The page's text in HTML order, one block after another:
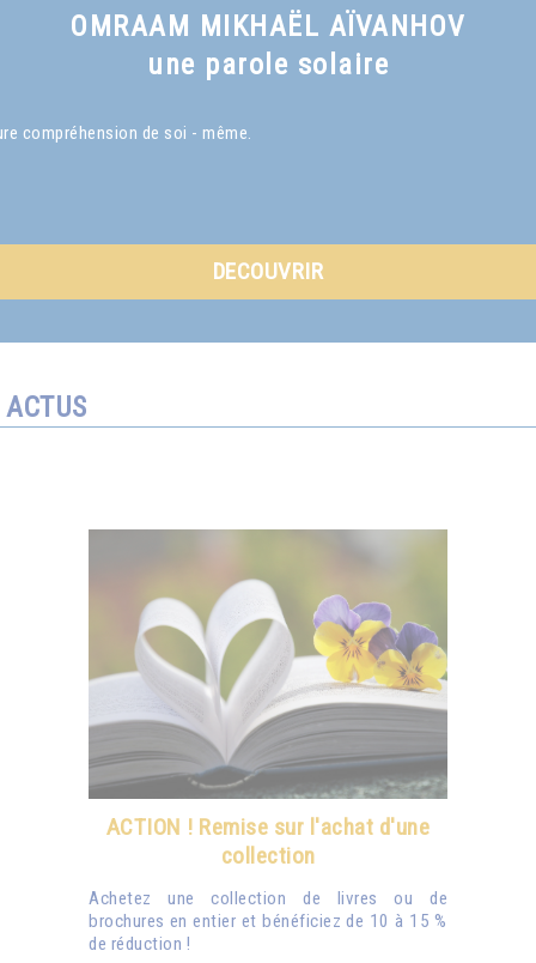
OMRAAM MIKHAËL AÏVANHOV
une parole solaire
compréhension de soi - même.
DECOUVRIR
ACTUS
ACTION ! Remise sur l'achat d'une
collection
Achetez une collection de livres ou de
brochures en entier et bénéficiez de 10 à 15 %
de réduction !